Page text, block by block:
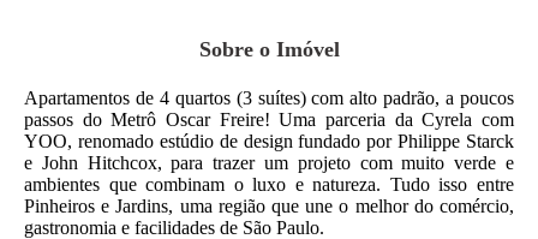
Sobre o Imóvel
Apartamentos de 4 quartos (3 suítes) com alto padrão, a poucos
passos do Metrô Oscar Freire! Uma parceria da Cyrela com
YOO, renomado estúdio de design fundado por Philippe Starck
e John Hitchcox, para trazer um projeto com muito verde e
ambientes que combinam o luxo e natureza. Tudo isso entre
Pinheiros e Jardins, uma região que une o melhor do comércio,
gastronomia e facilidades de São Paulo.